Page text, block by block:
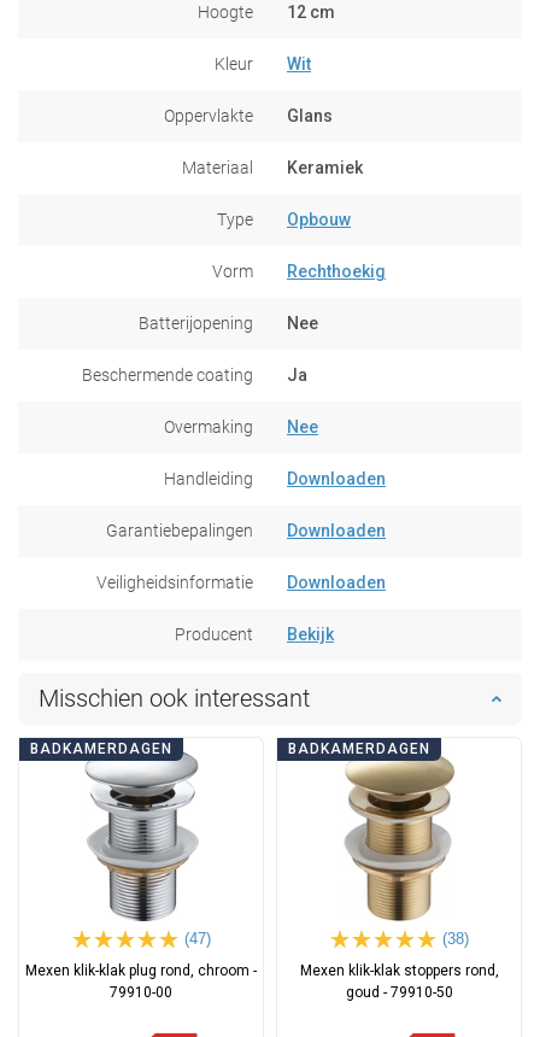
Hoogte 12 cm
Kleur Wit
Oppervlakte Glans
Materiaal Keramiek
Type Opbouw
Vorm Rechthoekig
Batterijopening Nee
Beschermende coating Ja
Overmaking Nee
Handleiding Downloaden
Garantiebepalingen Downloaden
Veiligheidsinformatie Downloaden
Producent Bekijk
Misschien ook interessant
BADKAMERDAGEN
(47)
Mexen klik-klak plug rond, chroom -
79910-00
BADKAMERDAGEN
(38)
Mexen klik-klak stoppers rond,
goud - 79910-50